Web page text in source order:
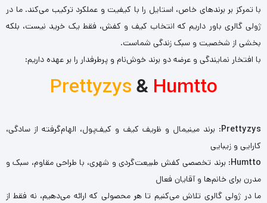
با تمرکز بر برندهای خاص، استایل را با کیفیت و عملکرد ترکیب می‌کند. ما در
ژولی گالری باور داریم که انتخاب کیف و کفش، فقط یک خرید نیست، بلکه
بخشی از شخصیت و سبک زندگی شماست.
با افتخار نمایندگی و عرضه دو برند خوش‌نام و پرطرفدار را بر عهده داریم:
Prettyzys& Humtto
Prettyzys: برند مینیمال و ظریف کیف و کیف‌پول، الهام‌گرفته از سادگی،
کارایی و زیبایی
Humtto: برند تخصصی کفش طبیعت‌گردی و شهری، با طراحی مقاوم، سبک و
مدرن برای خانم‌ها و آقایان فعال
ما در ژولی گالری تلاش می‌کنیم تا هر محصولی که ارائه می‌دهیم، نه فقط از